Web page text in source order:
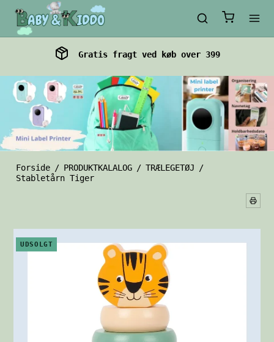
Gratis fragt ved køb over 399
Forside / PRODUKTKALALOG / TRÆLEGETØJ
/
Stabletårn Tiger
UDSOLGT